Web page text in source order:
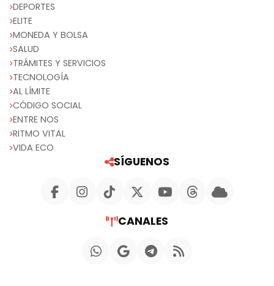
DEPORTES
ELITE
MONEDA Y BOLSA
SALUD
TRÁMITES Y SERVICIOS
TECNOLOGÍA
AL LÍMITE
CÓDIGO SOCIAL
ENTRE NOS
RITMO VITAL
VIDA ECO
SÍGUENOS
CANALES